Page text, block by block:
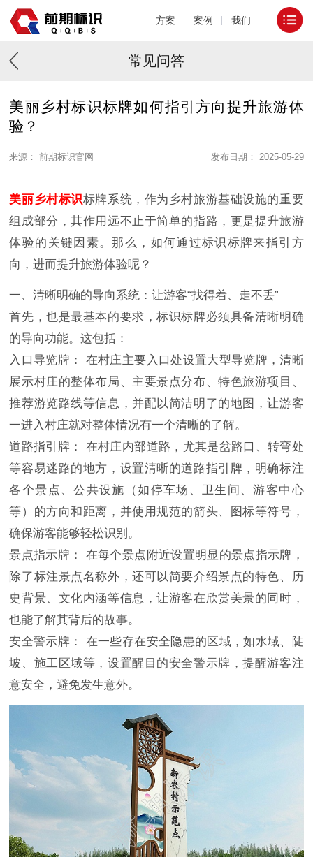
方案 案例 我们
常见问答
美丽乡村标识标牌如何指引方向提升旅游体
验？
来源： 前期标识官网 发布日期： 2025-05-29
美丽乡村标识标牌系统，作为乡村旅游基础设施的重要
组成部分，其作用远不止于简单的指路，更是提升旅游
体验的关键因素。那么，如何通过标识标牌来指引方
向，进而提升旅游体验呢？
一、清晰明确的导向系统：让游客“找得着、走不丢”
首先，也是最基本的要求，标识标牌必须具备清晰明确
的导向功能。这包括：
入口导览牌： 在村庄主要入口处设置大型导览牌，清晰
展示村庄的整体布局、主要景点分布、特色旅游项目、
推荐游览路线等信息，并配以简洁明了的地图，让游客
一进入村庄就对整体情况有一个清晰的了解。
道路指引牌： 在村庄内部道路，尤其是岔路口、转弯处
等容易迷路的地方，设置清晰的道路指引牌，明确标注
各个景点、公共设施（如停车场、卫生间、游客中心
等）的方向和距离，并使用规范的箭头、图标等符号，
确保游客能够轻松识别。
景点指示牌： 在每个景点附近设置明显的景点指示牌，
除了标注景点名称外，还可以简要介绍景点的特色、历
史背景、文化内涵等信息，让游客在欣赏美景的同时，
也能了解其背后的故事。
安全警示牌： 在一些存在安全隐患的区域，如水域、陡
坡、施工区域等，设置醒目的安全警示牌，提醒游客注
意安全，避免发生意外。